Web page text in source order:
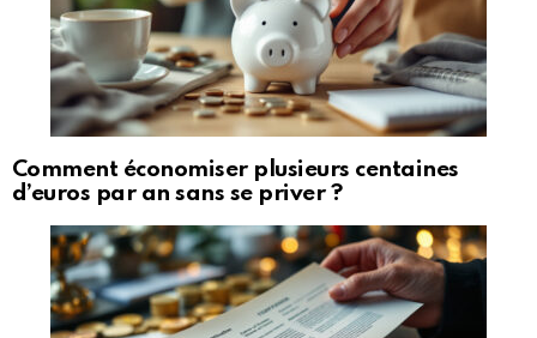
Comment économiser plusieurs centaines
d’euros par an sans se priver ?